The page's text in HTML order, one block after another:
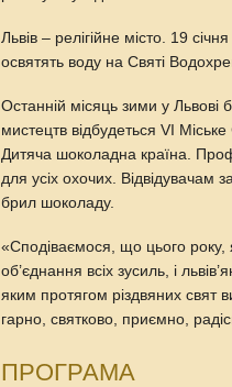
Львів – релігійне місто. 19
освятять воду на Святі
Останній місяць зими у Львові
мистецтв відбудеться VI
Дитяча шоколадна країна.
для усіх охочих. Відвідувачам
брил шоколаду.
«Сподіваємося, що цього року,
об’єднання всіх зусиль, і
яким протягом різдвяних свят
гарно, святково, приємно,
ПРОГРАМА